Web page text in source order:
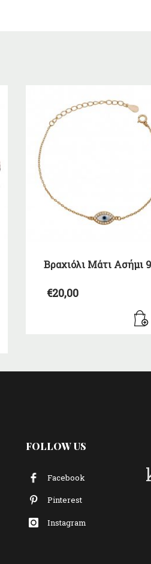
Βραχιόλι Μάτι Ασήμι
€20,00
FOLLOW US
Facebook
Pinterest
Instagram